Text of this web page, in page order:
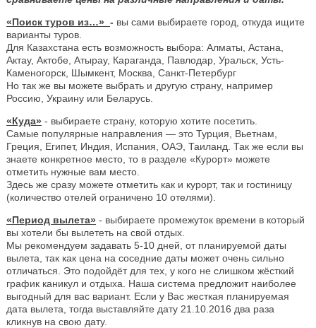
«Поиск туров из…» - вы сами выбираете город, откуда ищите
варианты туров.
Для Казахстана есть возможность выбора: Алматы, Астана,
Актау, Актобе, Атырау, Караганда, Павлодар, Уральск, Усть-
Каменогорск, Шымкент, Москва, Санкт-Петербург
Но так же вы можете выбрать и другую страну, например
Россию, Украину или Беларусь.
«Куда» - выбираете страну, которую хотите посетить.
Самые популярные направления — это Турция, Вьетнам,
Греция, Египет, Индия, Испания, ОАЭ, Таиланд. Так же если вы
знаете конкретное место, то в разделе «Курорт» можете
отметить нужные вам место.
Здесь же сразу можете отметить как и курорт, так и гостиницу
(количество отелей ограничено 10 отелями).
«Период вылета» - выбираете промежуток времени в который
вы хотели бы вылететь на свой отдых.
Мы рекомендуем задавать 5-10 дней, от планируемой даты
вылета, так как цена на соседние даты может очень сильно
отличаться. Это подойдёт для тех, у кого не слишком жёсткий
график каникул и отдыха. Наша система предложит наиболее
выгодный для вас вариант. Если у Вас жесткая планируемая
дата вылета, тогда выставляйте дату 21.10.2016 два раза
кликнув на свою дату.